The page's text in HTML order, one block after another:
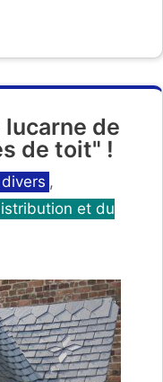
lucarne de
de toit" !
,
et du